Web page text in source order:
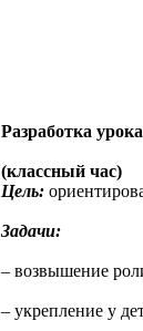
Разработка
(классный час)
Цель:
Задачи:
– возвышение
– укрепление у